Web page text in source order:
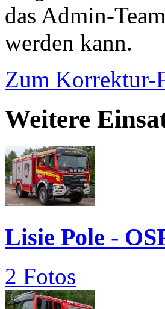
das Admin-
werden kann.
Zum Korrektur-
Weitere
Lisie Pole -
2 Fotos